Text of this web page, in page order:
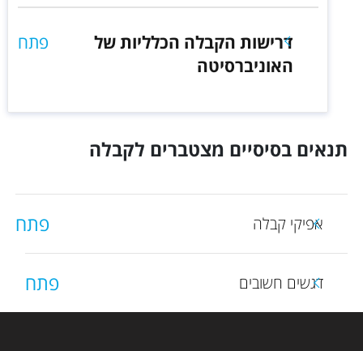
דרישות הקבלה הכלליות של
האוניברסיטה
פתח
תנאים בסיסיים מצטברים לקבלה
אפיקי קבלה פתח
דגשים חשובים פתח